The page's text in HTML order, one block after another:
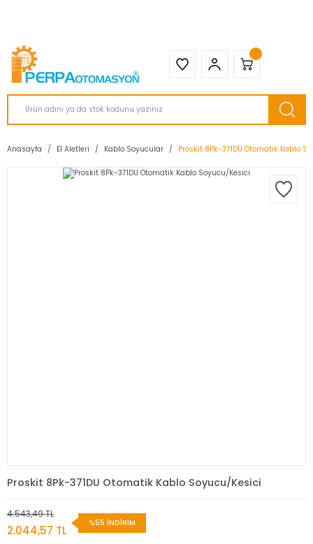
Anasayfa El Aletleri Kablo Soyucular Proskit 8Pk-371DU Otomatik Kablo
Proskit 8Pk-371DU Otomatik Kablo Soyucu/Kesici
4.543,49 TL
2.044,57 TL
%55 İNDİRİM